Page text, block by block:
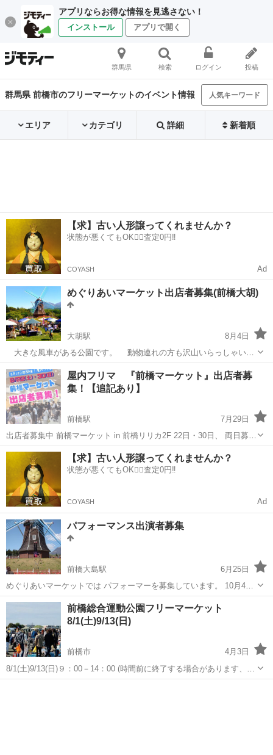
アプリならお得な情報を見逃さない！
インストール アプリで開く
群馬県 検索 ログイン 投稿
群馬県 前橋市のフリーマーケットのイベント情報 人気キーワード
エリア カテゴリ 詳細 新着順
【求】古い人形譲ってくれませんか？
状態が悪くてもOK🙆‍♀️査定0円‼️
COYASH Ad
めぐりあいマーケット出店者募集(前橋大胡)
大胡駅
8月4日
大きな風車がある公園です。 動物連れの方も沢山いらっしゃいま
す。 【募集日】 2026年9月6日 【開催時間】 9：30～15：00
※途中退出不可 【開催場所】道の駅 ぐりーんふらわー牧場...
群馬 前橋市 大胡駅 フリーマーケット 道の駅
屋内フリマ 『前橋マーケット』出店者募
集！【追記あり】
前橋駅
7月29日
出店者募集中 前橋マーケット in 前橋リリカ2F 22日・30日、 両日募集
中✨（22日は残少なくなりました） ・全体の定員にまだ達していませ
ん。 定員に達しない場合は抽選なしで出店できます(^^) 出店場所は...
群馬 前橋市 前橋駅 フリーマーケット
【求】古い人形譲ってくれませんか？
状態が悪くてもOK🙆‍♀️査定0円‼️
COYASH Ad
パフォーマンス出演者募集
前橋大島駅
6月25日
めぐりあいマーケットでは パフォーマーを募集しています。 10月4
日 ぐりーんふらわー牧場大胡 10月24日 玉村町北部公園 大道芸、
ダンス、バンド、和太鼓 八木節、マジック、吹奏楽、お笑い 合唱など
...
群馬 前橋市 前橋大島駅 フリーマーケット
パフォーマンス
前橋総合運動公園フリーマーケット
8/1(土)9/13(日)
前橋市
4月3日
8/1(土)9/13(日)９：00－14：00 (時間前に終了する場合があります、ど
うぞお早めにお越しください)：入場無料：新品・手作り品OK：車出